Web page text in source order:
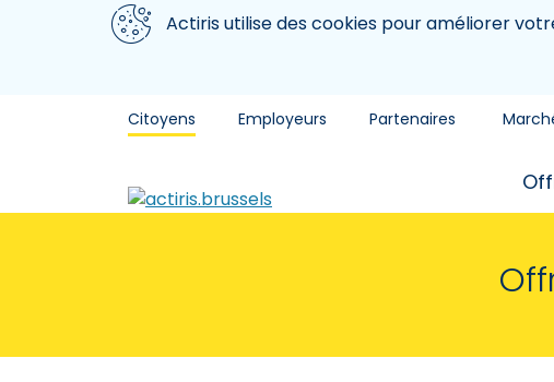
Aller au contenu principal
Nous utilisons des cookiesActiris utilise des cookies pour améliorer
Citoyens Employeurs Partenaires